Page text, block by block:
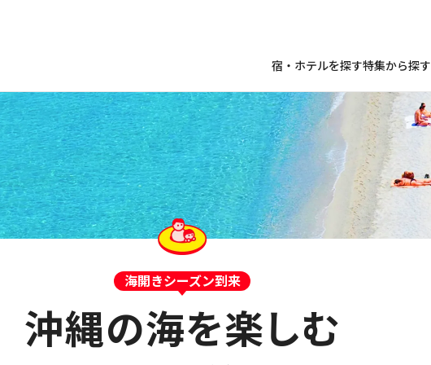
宿・ホテルを探す特集から探す
海開きシーズン到来
沖縄の海を楽しむ